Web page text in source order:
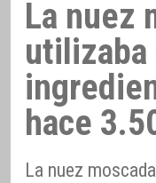
La nuez
utilizaba
hace
La nuez